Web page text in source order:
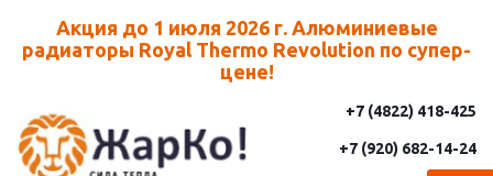
Акция до 1 июля 2026 г. Алюминиевые
радиаторы Royal Thermo Revolution по супер-
цене!
+7 (4822) 418-425
+7 (920) 682-14-24